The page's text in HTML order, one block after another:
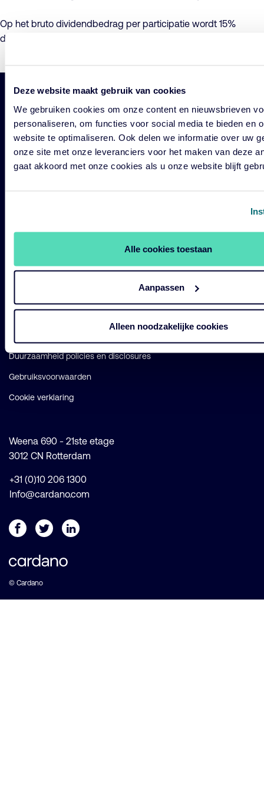
Deze website maakt gebruik van cookies
We gebruiken cookies om onze content en nieuwsbrieven
personaliseren, om functies voor social media te bieden en
website te optimaliseren. Ook delen we informatie over uw
onze site met onze leveranciers voor het maken van deze
gaat akkoord met onze cookies als u onze website blijft
Alle cookies toestaan
Aanpassen
Alleen noodzakelijke cookies
Op het bruto dividendbedrag per participatie wordt 15%
dividendbelasting ingehouden.
Belangrijke
links
Navigatie
Onze fondsen
Legal
Duurzaamheid policies en disclosures
Gebruiksvoorwaarden
Cookie verklaring
Weena 690 - 21ste etage
3012 CN Rotterdam
+31 (0)10 206 1300
Info@cardano.com
© Cardano